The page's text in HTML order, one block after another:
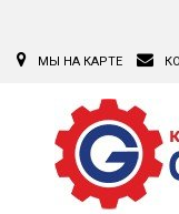
МЫ НА КАРТЕ